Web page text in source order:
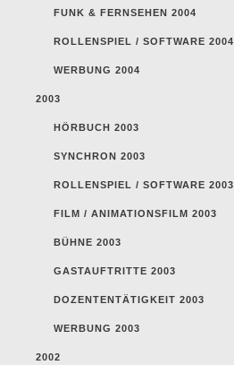
FUNK & FERNSEHEN 2004
ROLLENSPIEL / SOFTWARE 2004
WERBUNG 2004
2003
HÖRBUCH 2003
SYNCHRON 2003
ROLLENSPIEL / SOFTWARE 2003
FILM / ANIMATIONSFILM 2003
BÜHNE 2003
GASTAUFTRITTE 2003
DOZENTENTÄTIGKEIT 2003
WERBUNG 2003
2002